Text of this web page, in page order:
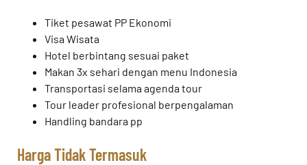
Tiket pesawat PP Ekonomi
Visa Wisata
Hotel berbintang sesuai paket
Makan 3x sehari dengan menu Indonesia
Transportasi selama agenda tour
Tour leader profesional berpengalaman
Handling bandara pp
Harga Tidak Termasuk